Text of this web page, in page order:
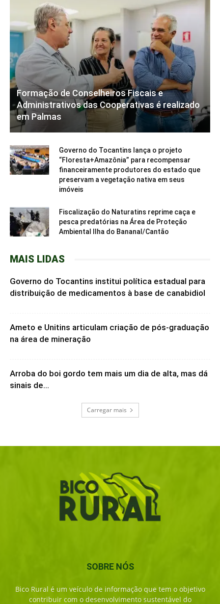
Formação de Conselheiros Fiscais e
Administrativos das Cooperativas é realizado
em Palmas
Governo do Tocantins lança o projeto
“Floresta+Amazônia” para recompensar
financeiramente produtores do estado que
preservam a vegetação nativa em seus
imóveis
Fiscalização do Naturatins reprime caça e
pesca predatórias na Área de Proteção
Ambiental Ilha do Bananal/Cantão
MAIS LIDAS
Governo do Tocantins institui política estadual para
distribuição de medicamentos à base de canabidiol
Ameto e Unitins articulam criação de pós-graduação
na área de mineração
Arroba do boi gordo tem mais um dia de alta, mas dá
sinais de...
Carregar mais
SOBRE NÓS
Bico Rural é um veículo de informação que tem o objetivo
contribuir com o desenvolvimento sustentável do